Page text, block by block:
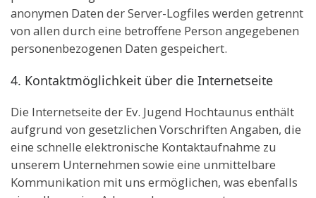
anonymen Daten der Server-Logfiles werden getrennt
von allen durch eine betroffene Person angegebenen
personenbezogenen Daten gespeichert.
4. Kontaktmöglichkeit über die Internetseite
Die Internetseite der Ev. Jugend Hochtaunus enthält
aufgrund von gesetzlichen Vorschriften Angaben, die
eine schnelle elektronische Kontaktaufnahme zu
unserem Unternehmen sowie eine unmittelbare
Kommunikation mit uns ermöglichen, was ebenfalls